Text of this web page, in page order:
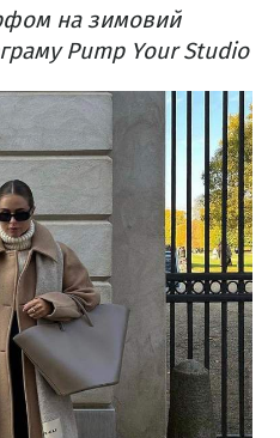
на зимовий
Pump Your Studio